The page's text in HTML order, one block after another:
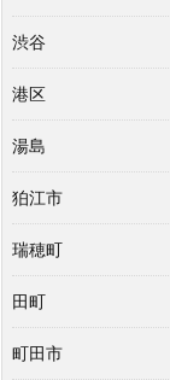
渋谷
港区
湯島
狛江市
瑞穂町
田町
町田市